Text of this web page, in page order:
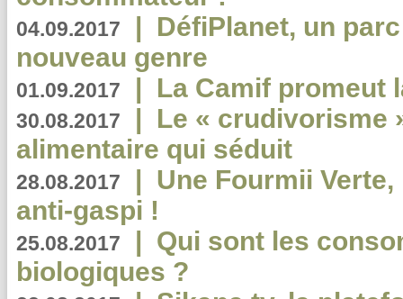
04.09.2017 | DéfiPlanet, un
nouveau genre
01.09.2017 | La Camif promeut
30.08.2017 | Le « crudivorisme
alimentaire qui séduit
28.08.2017 | Une Fourmii
anti-gaspi !
25.08.2017 | Qui sont les
biologiques ?